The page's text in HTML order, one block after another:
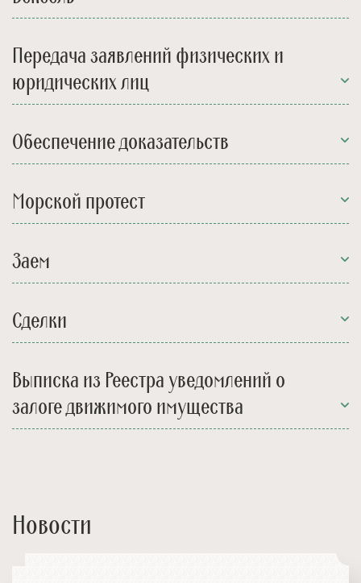
Передача заявлений физических и
юридических лиц
Обеспечение доказательств
Морской протест
Заем
Сделки
Выписка из Реестра уведомлений о
залоге движимого имущества
Новости